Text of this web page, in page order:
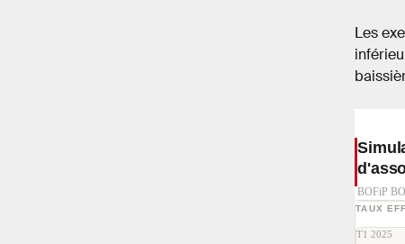
Les
BOFiP
TAUX
T1 2025